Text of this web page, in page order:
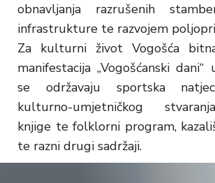
obnavljanja razrušenih
infrastrukture te razvojem
Za kulturni život Vogošća
manifestacija „Vogošćanski
se održavaju sportska
kulturno-umjetničkog
knjige te folklorni program,
te razni drugi sadržaji.